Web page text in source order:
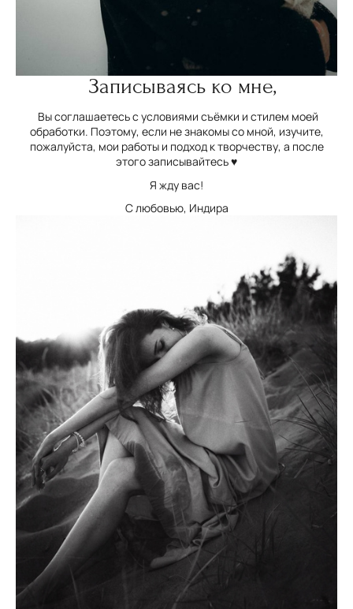
Записываясь ко мне,
Вы соглашаетесь с условиями съёмки и стилем моей
обработки. Поэтому, если не знакомы со мной, изучите,
пожалуйста, мои работы и подход к творчеству, а после
этого записывайтесь ♥
Я жду вас!
С любовью, Индира